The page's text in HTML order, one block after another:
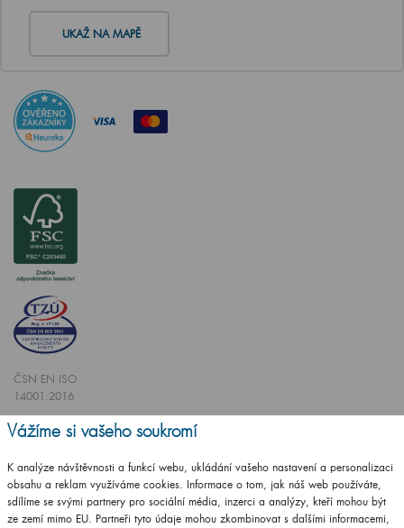
UKAŽ NA MAPĚ
ČSN EN ISO
14001:2016
ČSN EN ISO
9001:2016
Vážíme si vašeho soukromí
K analýze návštěvnosti a funkcí webu, ukládání vašeho nastavení a personalizaci
obsahu a reklam využíváme cookies. Informace o tom, jak náš web používáte,
sdílíme se svými partnery pro sociální média, inzerci a analýzy, kteří mohou být
ze zemí mimo EU. Partneři tyto údaje mohou zkombinovat s dalšími informacemi,